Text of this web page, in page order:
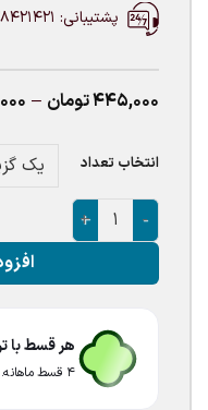
پشتیبانی: 02128421421
445,000تومان –
انتخاب تعداد
بادکنک لاتکسی کروم
هر قسط با
۴ قسط ماهانه. بدون سود، چک و ضامن.